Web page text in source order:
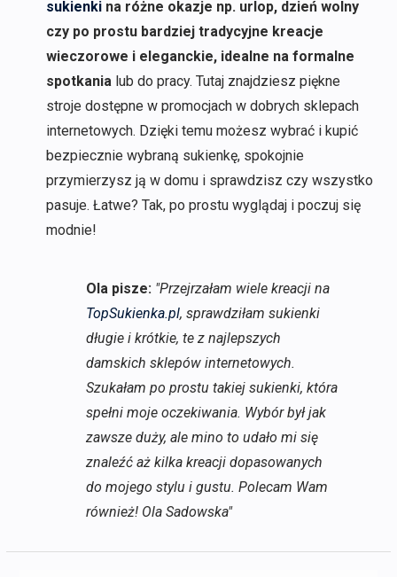
sukienkina różne okazje np. urlop, dzień wolny
czy po prostu bardziej tradycyjne kreacje
wieczorowe i eleganckie, idealne na formalne
spotkanialub do pracy. Tutaj znajdziesz piękne
stroje dostępne w promocjach w dobrych sklepach
internetowych. Dzięki temu możesz wybrać i kupić
bezpiecznie wybraną sukienkę, spokojnie
przymierzysz ją w domu i sprawdzisz czy wszystko
pasuje. Łatwe? Tak, po prostu wyglądaj i poczuj się
modnie!
Ola pisze: "Przejrzałam wiele kreacji na
TopSukienka.pl, sprawdziłam sukienki
długie i krótkie, te z najlepszych
damskich sklepów internetowych.
Szukałam po prostu takiej sukienki, która
spełni moje oczekiwania. Wybór był jak
zawsze duży, ale mino to udało mi się
znaleźć aż kilka kreacji dopasowanych
do mojego stylu i gustu. Polecam Wam
również! Ola Sadowska"